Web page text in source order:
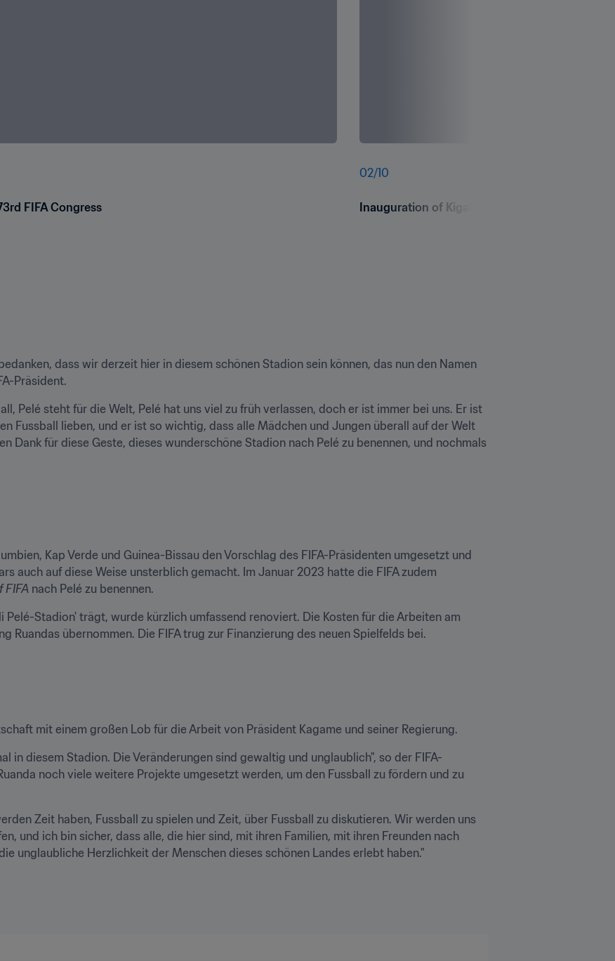
FIFA Congress
02/10
Inauguration of Kigali Pelé  Stadium - 73rd
dass wir derzeit hier in diesem schönen Stadion sein können, das nun den Namen
Präsident.
Pelé steht für die Welt, Pelé hat uns viel zu früh verlassen, doch er ist immer bei uns. Er ist
Fussball lieben, und er ist so wichtig, dass alle Mädchen und Jungen überall auf der Welt
Dank für diese Geste, dieses wunderschöne Stadion nach Pelé zu benennen, und nochmals
Kap Verde und Guinea-Bissau den Vorschlag des FIFA-Präsidenten umgesetzt und
auch auf diese Weise unsterblich gemacht. Im Januar 2023 hatte die FIFA zudem
FIFA nach Pelé zu benennen.
Pelé-Stadion' trägt, wurde kürzlich umfassend renoviert. Die Kosten für die Arbeiten am
Ruandas übernommen. Die FIFA trug zur Finanzierung des neuen Spielfelds bei.
mit einem großen Lob für die Arbeit von Präsident Kagame und seiner Regierung.
in diesem Stadion. Die Veränderungen sind gewaltig und unglaublich", so der FIFA-
noch viele weitere Projekte umgesetzt werden, um den Fussball zu fördern und zu
Zeit haben, Fussball zu spielen und Zeit, über Fussball zu diskutieren. Wir werden uns
und ich bin sicher, dass alle, die hier sind, mit ihren Familien, mit ihren Freunden nach
unglaubliche Herzlichkeit der Menschen dieses schönen Landes erlebt haben."